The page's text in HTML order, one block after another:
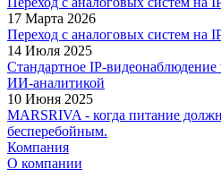
17 Марта 2026
Переход с аналоговых систем на
14 Июля 2025
Стандартное IP-
ИИ-аналитикой
10 Июня 2025
MARSRIVA - когда питание
бесперебойным.
Компания
О компании